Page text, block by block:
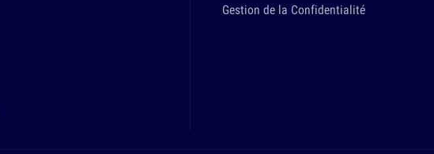
Gestion de la Confidentialité